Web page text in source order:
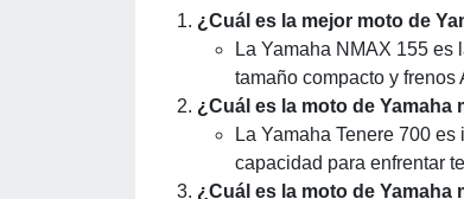
¿Cuál es la mejor moto de
La Yamaha NMAX 155
tamaño compacto y frenos
¿Cuál es la moto de
La Yamaha Tenere 700
capacidad para enfrentar
¿Cuál es la moto de